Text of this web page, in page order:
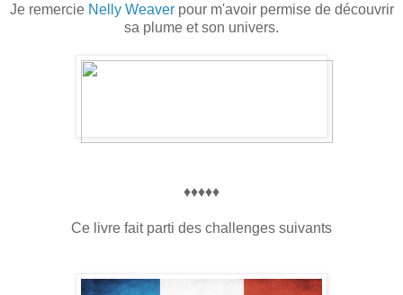
Je remercie Nelly Weaverpour m'avoir permise de découvrir
sa plume et son univers.
♦♦♦♦♦
Ce livre fait parti des challenges suivants